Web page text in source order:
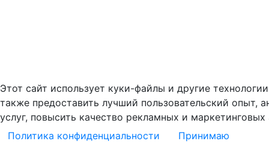
Этот сайт использует куки-файлы и другие
также предоставить лучший пользовательский опыт,
услуг, повысить качество рекламных и маркетинговых
Политика конфиденциальности
Принимаю